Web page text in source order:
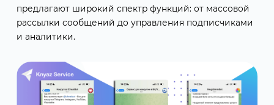
предлагают широкий спектр функций: от массовой
рассылки сообщений до управления подписчиками
и аналитики.